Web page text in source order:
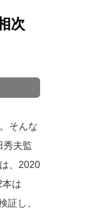
次
そんな
秀夫監
、2020
は
証し、